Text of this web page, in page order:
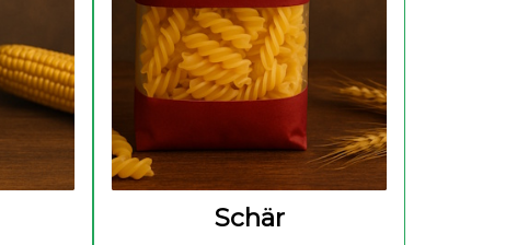
Schär